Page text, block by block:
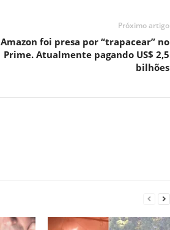
Próximo artigo
Amazon foi presa por “trapacear” no
Prime. Atualmente pagando US$ 2,5
bilhões